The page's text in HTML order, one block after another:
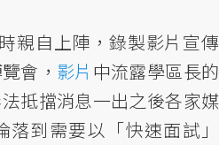
親自上陣，錄製影片宣傳
會， 影片 中流露學區長的
抵擋消息一出之後各家媒
到需要以「快速面試」